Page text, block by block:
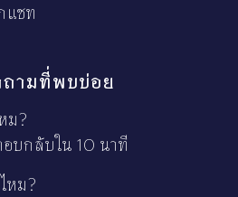
แชท
ถามที่พบบ่อย
ม?
บกลับใน 10 นาที
หม?